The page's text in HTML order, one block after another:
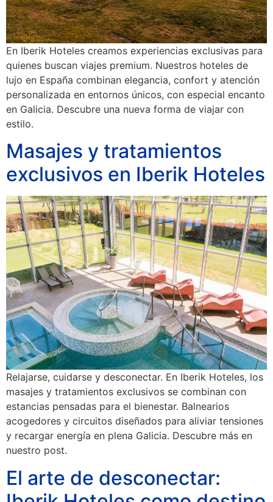
En Iberik Hoteles creamos experiencias exclusivas para
quienes buscan viajes premium. Nuestros hoteles de
lujo en España combinan elegancia, confort y atención
personalizada en entornos únicos, con especial encanto
en Galicia. Descubre una nueva forma de viajar con
estilo.
Masajes y tratamientos
exclusivos en Iberik Hoteles
Relajarse, cuidarse y desconectar. En Iberik Hoteles, los
masajes y tratamientos exclusivos se combinan con
estancias pensadas para el bienestar. Balnearios
acogedores y circuitos diseñados para aliviar tensiones
y recargar energía en plena Galicia. Descubre más en
nuestro post.
El arte de desconectar: